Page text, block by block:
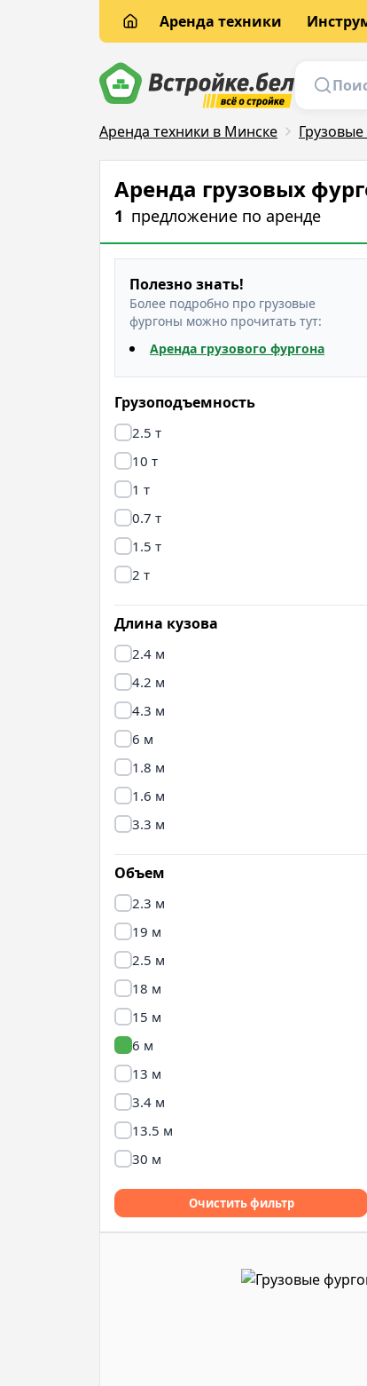
Аренда техники
Аренда техники в Минске
Аренда грузовых
1 предложение по аренде
Полезно знать!
Более подробно про грузовые
фургоны можно прочитать тут:
Аренда грузового фургона
Грузоподъемность
2.5 т
10 т
1 т
0.7 т
1.5 т
2 т
Длина кузова
2.4 м
4.2 м
4.3 м
6 м
1.8 м
1.6 м
3.3 м
Объем
2.3 м
19 м
2.5 м
18 м
15 м
6 м
13 м
3.4 м
13.5 м
30 м
Очистить фильтр